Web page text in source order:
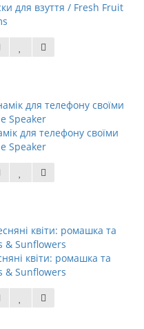
для взуття / Fresh Fruit
для телефону своїми
Speaker
квіти: ромашка та
& Sunﬂowers